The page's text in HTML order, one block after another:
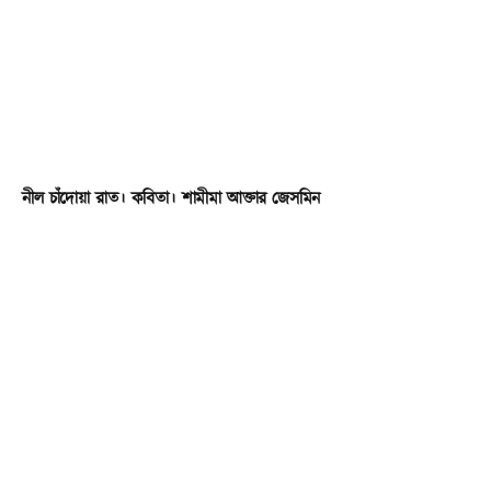
নীল চাঁদোয়া রাত। কবিতা। শামীমা আক্তার জেসমিন